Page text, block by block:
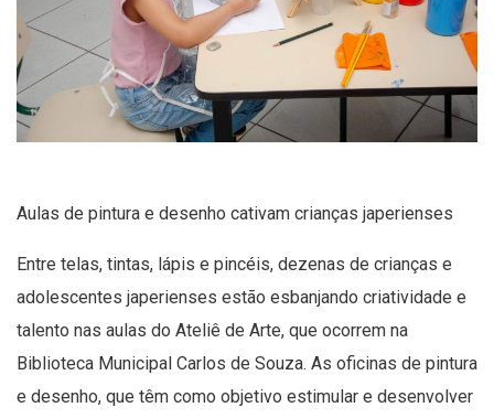
Aulas de pintura e desenho cativam crianças japerienses
Entre telas, tintas, lápis e pincéis, dezenas de crianças e
adolescentes japerienses estão esbanjando criatividade e
talento nas aulas do Ateliê de Arte, que ocorrem na
Biblioteca Municipal Carlos de Souza. As oficinas de pintura
e desenho, que têm como objetivo estimular e desenvolver